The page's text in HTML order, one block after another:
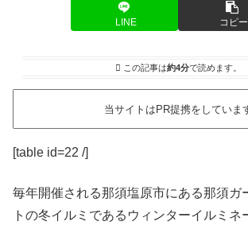
LINE コピー
この記事は約4分で読めます。
当サイトはPR提携をしていま
[table id=22 /]
毎年開催される那須塩原市にある那須ガ
トの冬イルミであるウィンターイルミネ